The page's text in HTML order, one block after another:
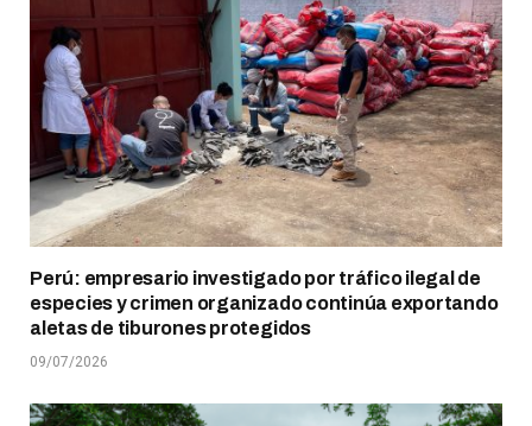
Perú: empresario investigado por tráfico ilegal de
especies y crimen organizado continúa exportando
aletas de tiburones protegidos
09/07/2026